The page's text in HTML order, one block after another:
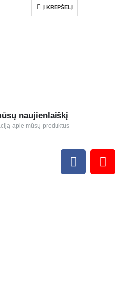
Į KREPŠELĮ
naujienlaiškį
apie mūsų produktus